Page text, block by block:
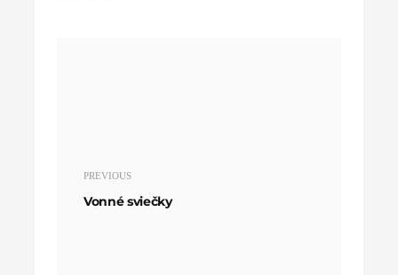
PREVIOUS
Vonné sviečky